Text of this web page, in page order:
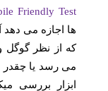
Friendly Test
ها اجازه می دهد
که از نظر گوگل
می رسد یا چقدر
ابزار بررسی